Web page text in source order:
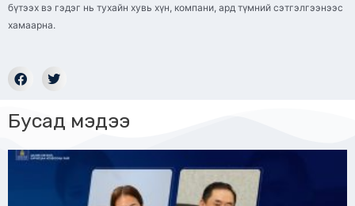
бүтээх вэ гэдэг нь тухайн хувь хүн, компани, ард түмний сэтгэлгээнээс
хамаарна.
Бусад мэдээ